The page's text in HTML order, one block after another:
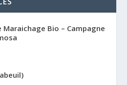
Bio – Campagne